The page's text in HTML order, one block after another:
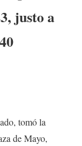
justo a
tomó la
de Mayo,